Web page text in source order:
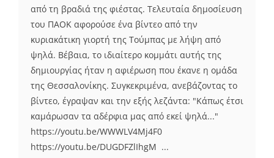
από τη βραδιά της φιέστας. Τελευταία δημοσίευση
του ΠΑΟΚ αφορούσε ένα βίντεο από την
κυριακάτικη γιορτή της Τούμπας με λήψη από
ψηλά. Βέβαια, το ιδιαίτερο κομμάτι αυτής της
δημιουργίας ήταν η αφιέρωση που έκανε η ομάδα
της Θεσσαλονίκης. Συγκεκριμένα, ανεβάζοντας το
βίντεο, έγραψαν και την εξής λεζάντα: "Κάπως έτσι
καμάρωσαν τα αδέρφια μας από εκεί ψηλά..."
https://youtu.be/WWWLV4Mj4F0
https://youtu.be/DUGDFZlIhgM ...